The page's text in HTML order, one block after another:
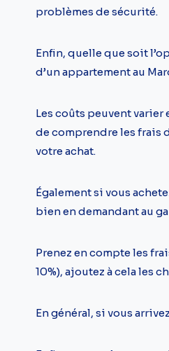
problèmes de sécurité.
Enfin, quelle que soit
d’un appartement au
Les coûts peuvent
de comprendre les frais
votre achat.
Également si vous
bien en demandant au
Prenez en compte les
10%), ajoutez à cela les
En général, si vous